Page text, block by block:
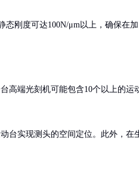
态刚度可达100N/μm以上，确保在加
高端光刻机可能包含10个以上的运
台实现测头的空间定位。此外，在